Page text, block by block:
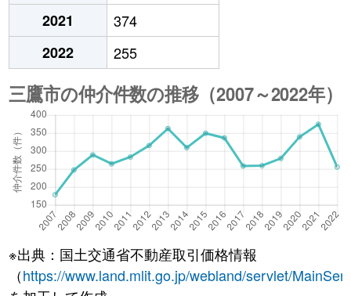
2021
374
2022
255
※出典：国土交通省不動産取引価格情報
（https://www.land.mlit.go.jp/webland/servlet/